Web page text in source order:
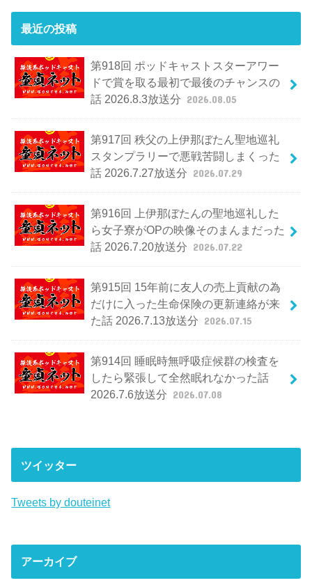
最近の投稿
第918回 ポッドキャストスターアワー
ドで賞を取る最初で最後のチャンスの
話 2026.8.3放送分 2026.08.05
第917回 秩父の上伊那ぼたん聖地巡礼
スタンプラリーで悪戦苦闘しまくった
話 2026.7.27放送分 2026.07.29
第916回 上伊那ぼたんの聖地巡礼した
ら女子寮がOPの映像そのまんまだった
話 2026.7.20放送分 2026.07.22
第915回 15年前に友人の売上貢献の為
だけに入った生命保険の更新連絡が来
た話 2026.7.13放送分 2026.07.15
第914回 睡眠時無呼吸症候群の検査を
したら緊張して全然眠れなかった話
2026.7.6放送分 2026.07.08
ツイッター
Tweets by douteinet
アーカイブ